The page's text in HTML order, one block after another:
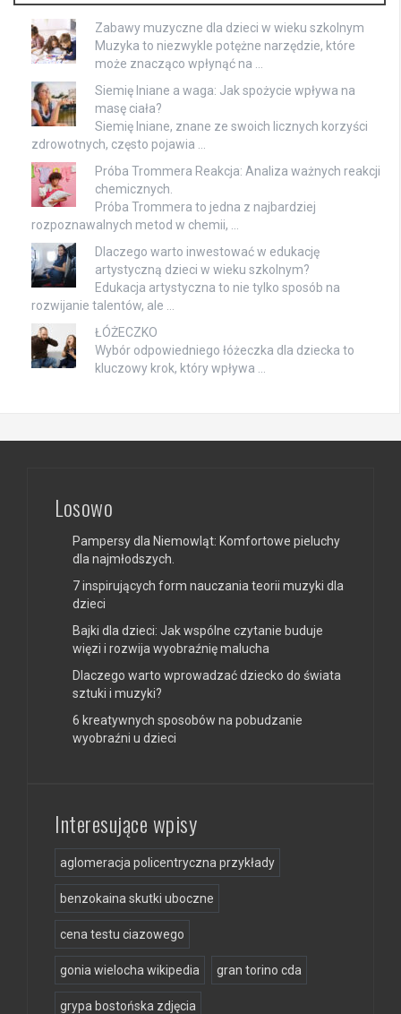
Zabawy muzyczne dla dzieci w wieku szkolnym
Muzyka to niezwykle potężne narzędzie, które
może znacząco wpłynąć na …
Siemię lniane a waga: Jak spożycie wpływa na
masę ciała?
Siemię lniane, znane ze swoich licznych korzyści
zdrowotnych, często pojawia …
Próba Trommera Reakcja: Analiza ważnych reakcji
chemicznych.
Próba Trommera to jedna z najbardziej
rozpoznawalnych metod w chemii, …
Dlaczego warto inwestować w edukację
artystyczną dzieci w wieku szkolnym?
Edukacja artystyczna to nie tylko sposób na
rozwijanie talentów, ale …
ŁÓŻECZKO
Wybór odpowiedniego łóżeczka dla dziecka to
kluczowy krok, który wpływa …
Losowo
Pampersy dla Niemowląt: Komfortowe pieluchy
dla najmłodszych.
7 inspirujących form nauczania teorii muzyki dla
dzieci
Bajki dla dzieci: Jak wspólne czytanie buduje
więzi i rozwija wyobraźnię malucha
Dlaczego warto wprowadzać dziecko do świata
sztuki i muzyki?
6 kreatywnych sposobów na pobudzanie
wyobraźni u dzieci
Interesujące wpisy
aglomeracja policentryczna przykłady
benzokaina skutki uboczne
cena testu ciazowego
gonia wielocha wikipedia gran torino cda
grypa bostońska zdjęcia